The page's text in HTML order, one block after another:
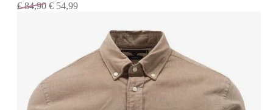
€84,90 € 54,99